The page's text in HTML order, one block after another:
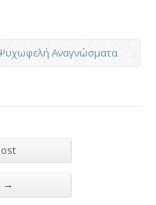
Αναγνώσματα
→